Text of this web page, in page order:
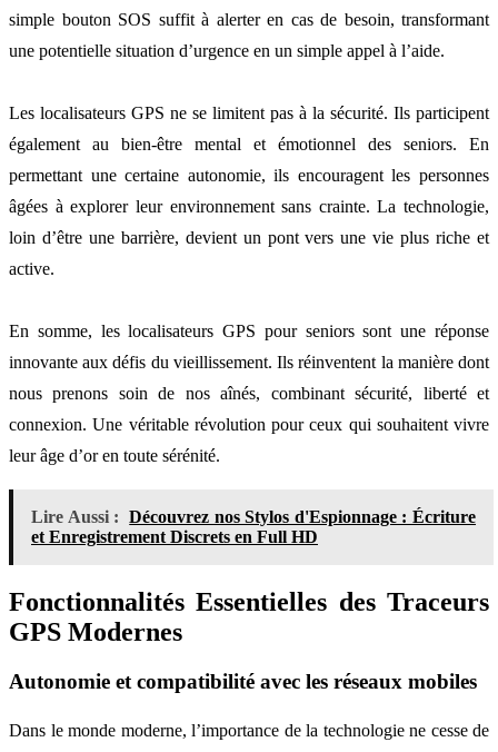
simple bouton SOS suffit à alerter en cas de besoin, transformant
une potentielle situation d’urgence en un simple appel à l’aide.
Les localisateurs GPS ne se limitent pas à la sécurité. Ils participent
également au bien-être mental et émotionnel des seniors. En
permettant une certaine autonomie, ils encouragent les personnes
âgées à explorer leur environnement sans crainte. La technologie,
loin d’être une barrière, devient un pont vers une vie plus riche et
active.
En somme, les localisateurs GPS pour seniors sont une réponse
innovante aux défis du vieillissement. Ils réinventent la manière dont
nous prenons soin de nos aînés, combinant sécurité, liberté et
connexion. Une véritable révolution pour ceux qui souhaitent vivre
leur âge d’or en toute sérénité.
Lire Aussi :
Découvrez nos Stylos d'Espionnage : Écriture
et Enregistrement Discrets en Full HD
Fonctionnalités Essentielles des Traceurs
GPS Modernes
Autonomie et compatibilité avec les réseaux mobiles
Dans le monde moderne, l’importance de la technologie ne cesse de